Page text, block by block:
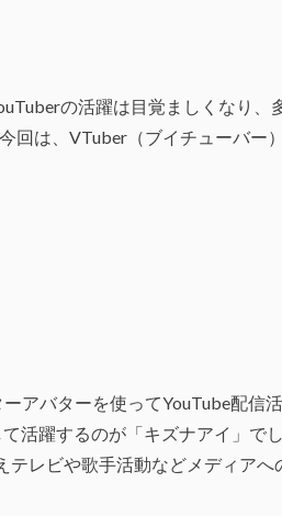
の活躍は目覚ましくなり、
回は、VTuber（ブイチューバー
アバターを使ってYouTube配信
活躍するのが「キズナアイ」で
レビや歌手活動などメディアへ